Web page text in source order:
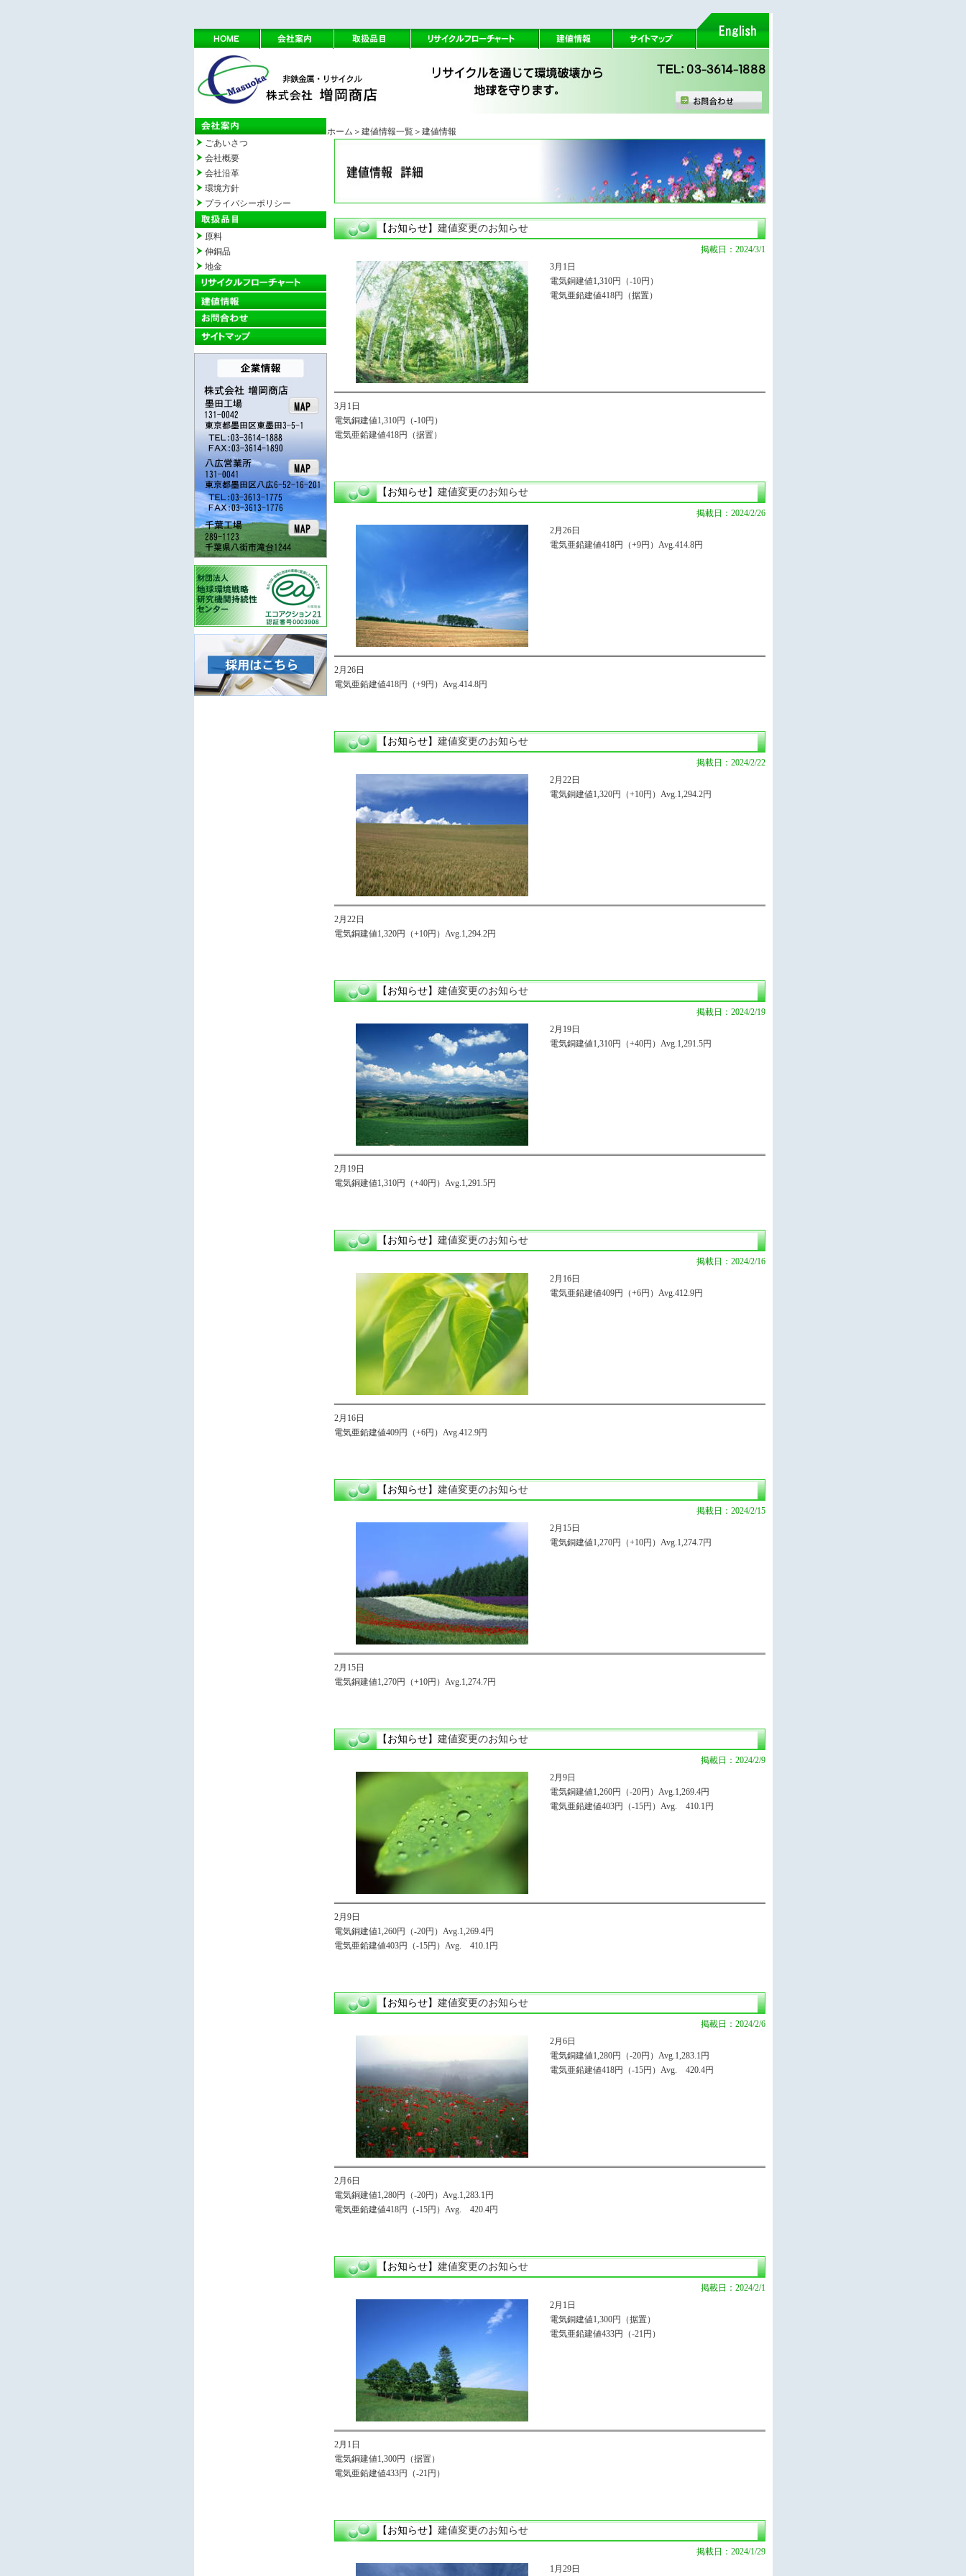
ごあいさつ
会社概要
会社沿革
環境方針
プライバシーポリシー
原料
伸銅品
地金
ホーム ＞建値情報一覧＞建値情報
【お知らせ】 建値変更のお知らせ
掲載日：2024/3/1
3月1日
電気銅建値1,310円（-10円）
電気亜鉛建値418円（据置）
3月1日
電気銅建値1,310円（-10円）
電気亜鉛建値418円（据置）
【お知らせ】 建値変更のお知らせ
掲載日：2024/2/26
2月26日
電気亜鉛建値418円（+9円）Avg.414.8円
2月26日
電気亜鉛建値418円（+9円）Avg.414.8円
【お知らせ】 建値変更のお知らせ
掲載日：2024/2/22
2月22日
電気銅建値1,320円（+10円）Avg.1,294.2円
2月22日
電気銅建値1,320円（+10円）Avg.1,294.2円
【お知らせ】 建値変更のお知らせ
掲載日：2024/2/19
2月19日
電気銅建値1,310円（+40円）Avg.1,291.5円
2月19日
電気銅建値1,310円（+40円）Avg.1,291.5円
【お知らせ】 建値変更のお知らせ
掲載日：2024/2/16
2月16日
電気亜鉛建値409円（+6円）Avg.412.9円
2月16日
電気亜鉛建値409円（+6円）Avg.412.9円
【お知らせ】 建値変更のお知らせ
掲載日：2024/2/15
2月15日
電気銅建値1,270円（+10円）Avg.1,274.7円
2月15日
電気銅建値1,270円（+10円）Avg.1,274.7円
【お知らせ】 建値変更のお知らせ
掲載日：2024/2/9
2月9日
電気銅建値1,260円（-20円）Avg.1,269.4円
電気亜鉛建値403円（-15円）Avg. 410.1円
2月9日
電気銅建値1,260円（-20円）Avg.1,269.4円
電気亜鉛建値403円（-15円）Avg. 410.1円
【お知らせ】 建値変更のお知らせ
掲載日：2024/2/6
2月6日
電気銅建値1,280円（-20円）Avg.1,283.1円
電気亜鉛建値418円（-15円）Avg. 420.4円
2月6日
電気銅建値1,280円（-20円）Avg.1,283.1円
電気亜鉛建値418円（-15円）Avg. 420.4円
【お知らせ】 建値変更のお知らせ
掲載日：2024/2/1
2月1日
電気銅建値1,300円（据置）
電気亜鉛建値433円（-21円）
2月1日
電気銅建値1,300円（据置）
電気亜鉛建値433円（-21円）
【お知らせ】 建値変更のお知らせ
掲載日：2024/1/29
1月29日